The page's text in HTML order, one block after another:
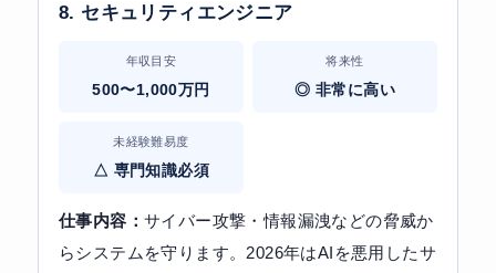
8. セキュリティエンジニア
年収目安
500〜1,000万円
将来性
◎ 非常に高い
未経験難易度
△ 専門知識必須
仕事内容： サイバー攻撃・情報漏洩などの脅威か
らシステムを守ります。2026年はAIを悪用したサ